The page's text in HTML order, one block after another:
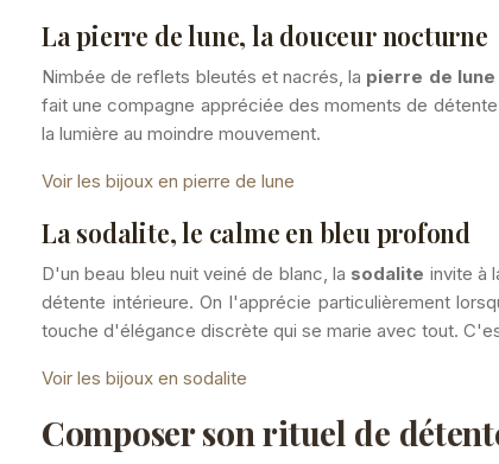
La pierre de lune, la douceur nocturne
Nimbée de reflets bleutés et nacrés, la pierre de lune
fait une compagne appréciée des moments de
la lumière au moindre mouvement.
Voir les bijoux en pierre de lune
La sodalite, le calme en bleu profond
D'un beau bleu nuit veiné de blanc, la sodalite invite à
détente intérieure. On l'apprécie particulièrement
touche d'élégance discrète qui se marie avec tout.
Voir les bijoux en sodalite
Composer son rituel de